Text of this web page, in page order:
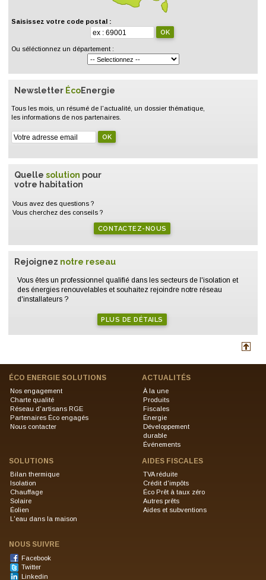
Saisissez votre code postal :
Ou séléctionnez un département :
Newsletter ÉcoEnergie
Tous les mois, un résumé de l'actualité, un dossier thématique,
les informations de nos partenaires.
Quelle solution pour
votre habitation
Vous avez des questions ?
Vous cherchez des conseils ?
CONTACTEZ-NOUS
Rejoignez notre reseau
Vous êtes un professionnel qualifié dans les secteurs de l'isolation et
des énergies renouvelables et souhaitez rejoindre notre réseau
d'installateurs ?
PLUS DE DÉTAILS
ÉCO ENERGIE SOLUTIONS
Nos engagement
Charte qualité
Réseau d'artisans RGE
Partenaires Éco engagés
Nous contacter
ACTUALITÉS
À la une
Produits
Fiscales
Énergie
Développement
durable
Événements
SOLUTIONS
Bilan thermique
Isolation
Chauffage
Solaire
Éolien
L'eau dans la maison
AIDES FISCALES
TVA réduite
Crédit d'impôts
Éco Prêt à taux zéro
Autres prêts
Aides et subventions
NOUS SUIVRE
Facebook
Twitter
Linkedin